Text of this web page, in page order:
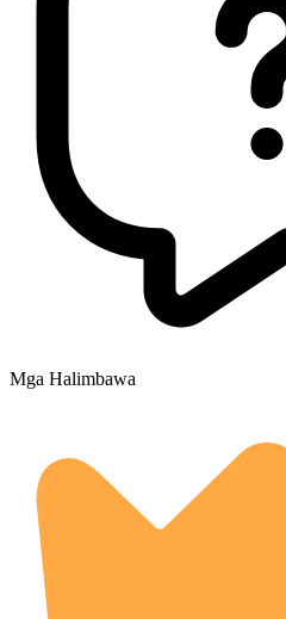
Mga Halimbawa